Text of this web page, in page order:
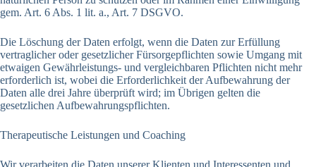
gem. Art. 6 Abs. 1 lit. a., Art. 7 DSGVO.
Die Löschung der Daten erfolgt, wenn die Daten zur Erfüllung
vertraglicher oder gesetzlicher Fürsorgepflichten sowie Umgang mit
etwaigen Gewährleistungs- und vergleichbaren Pflichten nicht mehr
erforderlich ist, wobei die Erforderlichkeit der Aufbewahrung der
Daten alle drei Jahre überprüft wird; im Übrigen gelten die
gesetzlichen Aufbewahrungspflichten.
Therapeutische Leistungen und Coaching
Wir verarbeiten die Daten unserer Klienten und Interessenten und